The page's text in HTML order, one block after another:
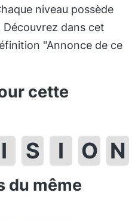
niveau possède
dans cet
"Annonce de ce
cette
I S I O N
du même